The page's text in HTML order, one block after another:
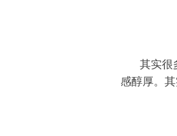
其实很
感醇厚。